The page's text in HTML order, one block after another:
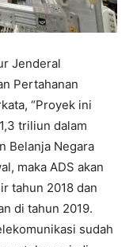
Jenderal
Pertahanan
“Proyek ini
triliun dalam
Belanja Negara
maka ADS akan
tahun 2018 dan
di tahun 2019.
sudah